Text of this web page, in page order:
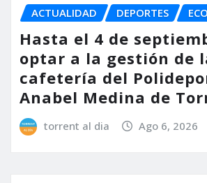
ACTUALIDAD DEPORTES
Hasta el 4 de
optar a la gestión de
cafetería del
Anabel Medina de
torrent al dia Ago 6, 2026